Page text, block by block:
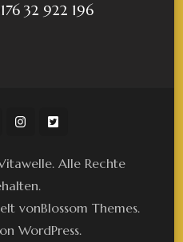
32 922 196
. Alle Rechte
vonBlossom Themes.
WordPress.